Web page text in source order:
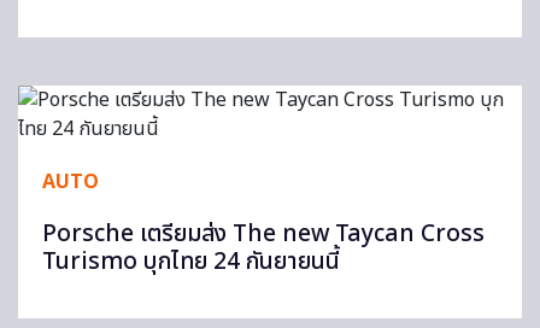
AUTO
Porsche เตรียมส่ง The new Taycan Cross
Turismo บุกไทย 24 กันยายนนี้